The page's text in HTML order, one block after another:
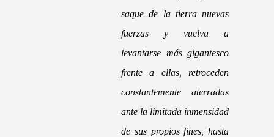
saque de la tierra nuevas
fuerzas y vuelva a
levantarse más gigantesco
frente a ellas, retroceden
constantemente aterradas
ante la limitada inmensidad
de sus propios fines, hasta